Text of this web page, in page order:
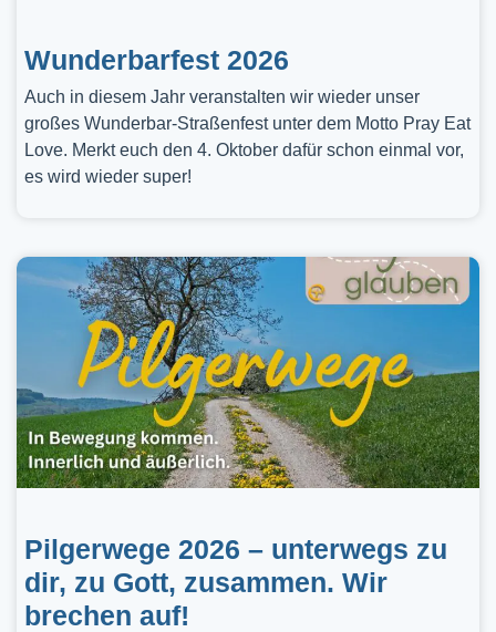
Wunderbarfest 2026
Auch in diesem Jahr veranstalten wir wieder unser
großes Wunderbar-Straßenfest unter dem Motto Pray Eat
Love. Merkt euch den 4. Oktober dafür schon einmal vor,
es wird wieder super!
Pilgerwege 2026 – unterwegs zu
dir, zu Gott, zusammen. Wir
brechen auf!